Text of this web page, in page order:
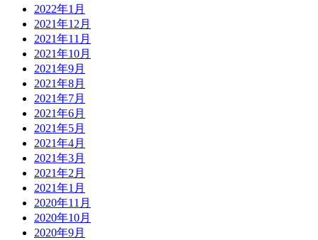
2022年1月
2021年12月
2021年11月
2021年10月
2021年9月
2021年8月
2021年7月
2021年6月
2021年5月
2021年4月
2021年3月
2021年2月
2021年1月
2020年11月
2020年10月
2020年9月